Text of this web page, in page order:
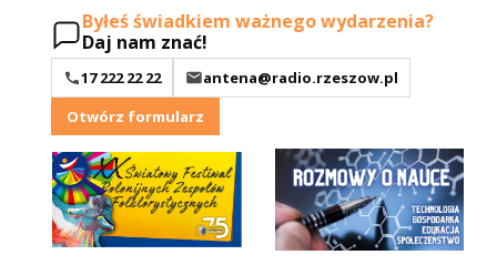
Byłeś świadkiem ważnego wydarzenia?
Daj nam znać!
17 222 22 22
antena@radio.rzeszow.pl
Otwórz formularz